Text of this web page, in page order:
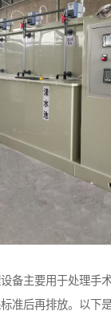
备主要用于处理手
准后再排放。以下